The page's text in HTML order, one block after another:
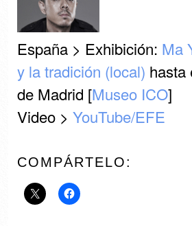
España > Exhibición: Ma
y la tradición (local) hasta
de Madrid [Museo ICO]
Video > YouTube/EFE
COMPÁRTELO: